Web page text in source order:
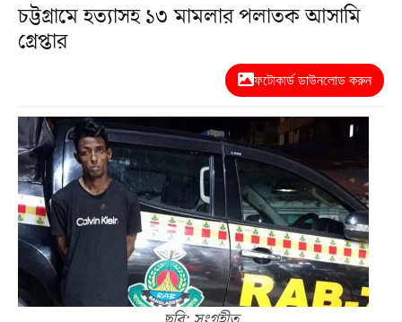
চট্টগ্রামে হত্যাসহ ১৩ মামলার পলাতক আসামি
গ্রেপ্তার
ফটোকার্ড ডাউনলোড করুন